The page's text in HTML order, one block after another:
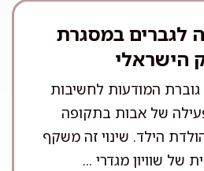
לגברים במסגרת
הישראלי
המודעות לחשיבות
של אבות בתקופה
הילד. שינוי זה משקף
של שוויון מגדרי ...